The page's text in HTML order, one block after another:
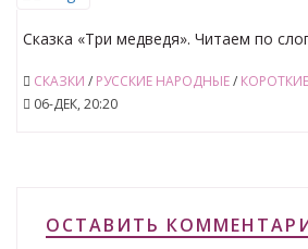
Сказка «Три медведя». Читаем по
СКАЗКИ / РУССКИЕ НАРОДНЫЕ/
06-ДЕК, 20:20
ОСТАВИТЬ